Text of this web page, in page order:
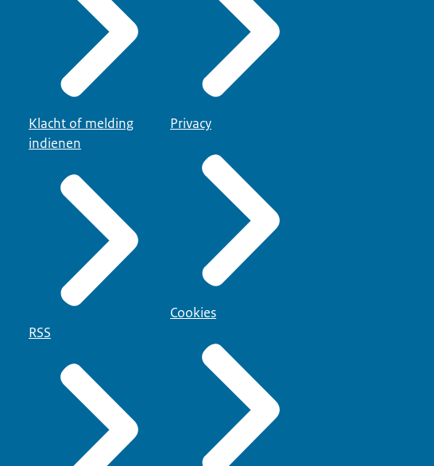
Klacht of melding
indienen
RSS
Privacy
Cookies